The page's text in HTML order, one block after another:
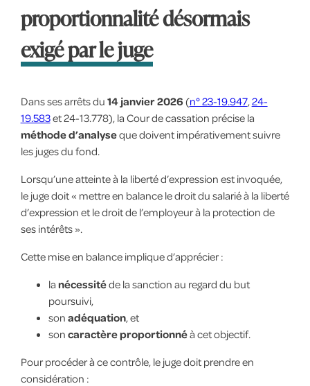
proportionnalité désormais
exigé par le juge
Dans ses arrêts du 14 janvier 2026(n° 23-19.947, 24-
19.583et 24-13.778), la Cour de cassation précise la
méthode d’analyseque doivent impérativement suivre
les juges du fond.
Lorsqu’une atteinte à la liberté d’expression est invoquée,
le juge doit « mettre en balance le droit du salarié à la liberté
d’expression et le droit de l’employeur à la protection de
ses intérêts ».
Cette mise en balance implique d’apprécier :
la nécessitéde la sanction au regard du but
poursuivi,
son adéquation, et
son caractère proportionnéà cet objectif.
Pour procéder à ce contrôle, le juge doit prendre en
considération :